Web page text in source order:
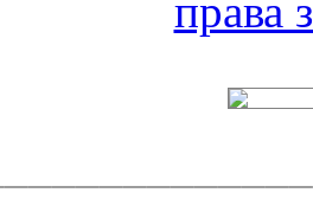
права